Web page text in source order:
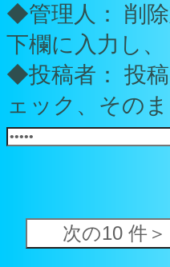
◆管理人： 削
下欄に入力し
◆投稿者： 投
ェック、その